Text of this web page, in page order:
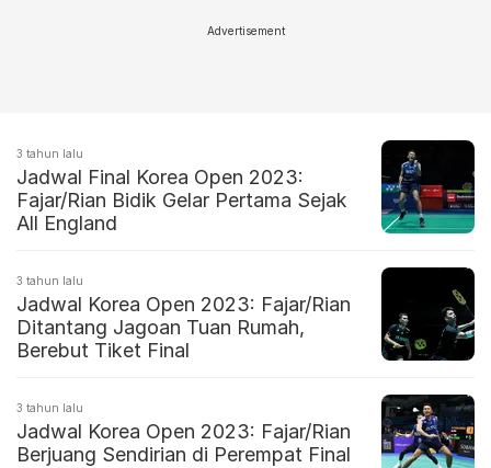
Advertisement
3 tahun lalu
Jadwal Final Korea Open 2023:
Fajar/Rian Bidik Gelar Pertama Sejak
All England
3 tahun lalu
Jadwal Korea Open 2023: Fajar/Rian
Ditantang Jagoan Tuan Rumah,
Berebut Tiket Final
3 tahun lalu
Jadwal Korea Open 2023: Fajar/Rian
Berjuang Sendirian di Perempat Final